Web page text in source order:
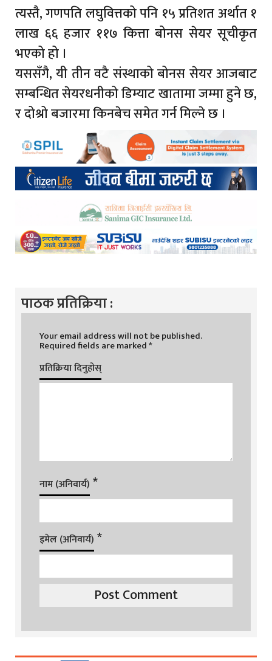
त्यस्तै, गणपति लघुवित्तको पनि १५ प्रतिशत अर्थात १
लाख ६६ हजार ११७ कित्ता बोनस सेयर सूचीकृत
भएको हो ।
यससँगै, यी तीन वटै संस्थाको बोनस सेयर आजबाट
सम्बन्धित सेयरधनीको डिम्याट खातामा जम्मा हुने छ,
र दोश्रो बजारमा किनबेच समेत गर्न मिल्ने छ ।
पाठक प्रतिक्रिया :
Your email address will not be published.
Required fields are marked*
प्रतिक्रिया दिनुहोस्
नाम (अनिवार्य) *
इमेल (अनिवार्य) *